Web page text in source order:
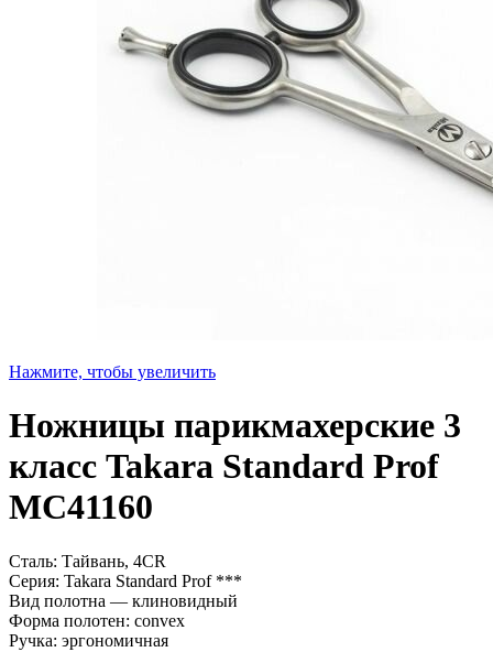
Нажмите, чтобы увеличить
Ножницы парикмахерские 3
класс Takara Standard Prof
MC41160
Сталь: Тайвань, 4CR
Серия: Takara Standard Prof ***
Вид полотна — клиновидный
Форма полотен: convex
Ручка: эргономичная